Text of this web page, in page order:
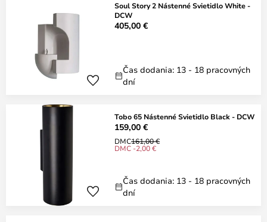
Soul Story 2 Nástenné Svietidlo White -
DCW
405,00 €
Čas dodania: 13 - 18 pracovných
dní
Tobo 65 Nástenné Svietidlo Black - DCW
159,00 €
DMC161,00 €
DMC -2,00 €
Čas dodania: 13 - 18 pracovných
dní